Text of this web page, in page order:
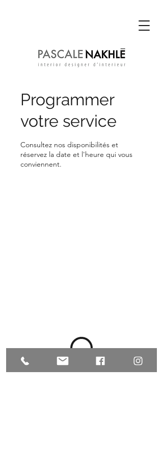
Programmer
votre service
Consultez nos disponibilités et
réservez la date et l'heure qui vous
conviennent.